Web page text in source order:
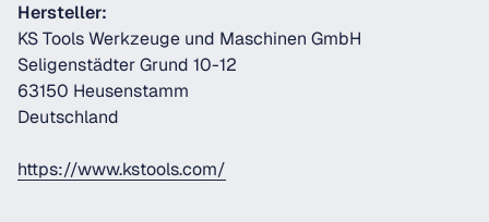
Hersteller:
KS Tools Werkzeuge und Maschinen GmbH
Seligenstädter Grund 10-12
63150 Heusenstamm
Deutschland
https://www.kstools.com/